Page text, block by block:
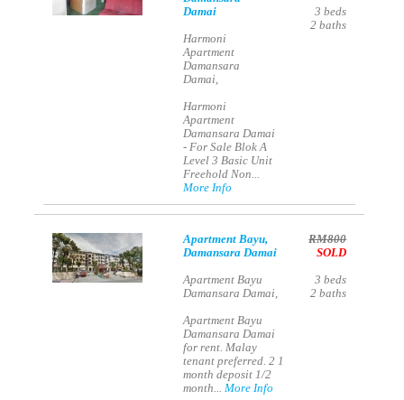
Damai
Harmoni
Apartment
Damansara
Damai,
Harmoni
Apartment
Damansara Damai
- For Sale Blok A
Level 3 Basic Unit
Freehold Non...
More Info
3 beds
2 baths
Apartment Bayu,
Damansara Damai
Apartment Bayu
Damansara Damai,
Apartment Bayu
Damansara Damai
for rent. Malay
tenant preferred. 2 1
month deposit 1/2
month...More Info
RM800
SOLD
3 beds
2 baths